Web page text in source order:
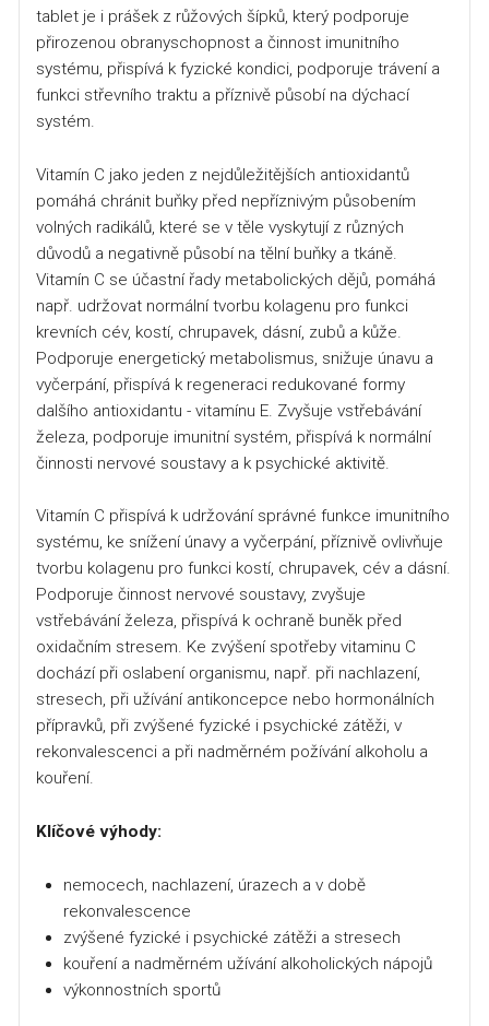
tablet je i prášek z růžových šípků, který podporuje
přirozenou obranyschopnost a činnost imunitního
systému, přispívá k fyzické kondici, podporuje trávení a
funkci střevního traktu a příznivě působí na dýchací
systém.
Vitamín C jako jeden z nejdůležitějších antioxidantů
pomáhá chránit buňky před nepříznivým působením
volných radikálů, které se v těle vyskytují z různých
důvodů a negativně působí na tělní buňky a tkáně.
Vitamín C se účastní řady metabolických dějů, pomáhá
např. udržovat normální tvorbu kolagenu pro funkci
krevních cév, kostí, chrupavek, dásní, zubů a kůže.
Podporuje energetický metabolismus, snižuje únavu a
vyčerpání, přispívá k regeneraci redukované formy
dalšího antioxidantu - vitamínu E. Zvyšuje vstřebávání
železa, podporuje imunitní systém, přispívá k normální
činnosti nervové soustavy a k psychické aktivitě.
Vitamín C přispívá k udržování správné funkce imunitního
systému, ke snížení únavy a vyčerpání, příznivě ovlivňuje
tvorbu kolagenu pro funkci kostí, chrupavek, cév a dásní.
Podporuje činnost nervové soustavy, zvyšuje
vstřebávání železa, přispívá k ochraně buněk před
oxidačním stresem. Ke zvýšení spotřeby vitaminu C
dochází při oslabení organismu, např. při nachlazení,
stresech, při užívání antikoncepce nebo hormonálních
přípravků, při zvýšené fyzické i psychické zátěži, v
rekonvalescenci a při nadměrném požívání alkoholu a
kouření.
Klíčové výhody:
nemocech, nachlazení, úrazech a v době
rekonvalescence
zvýšené fyzické i psychické zátěži a stresech
kouření a nadměrném užívání alkoholických nápojů
výkonnostních sportů